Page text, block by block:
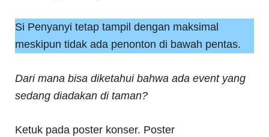
Si Penyanyi tetap tampil dengan maksimal
meskipun tidak ada penonton di bawah pentas.
Dari mana bisa diketahui bahwa ada event yang
sedang diadakan di taman?
Ketuk pada poster konser. Poster